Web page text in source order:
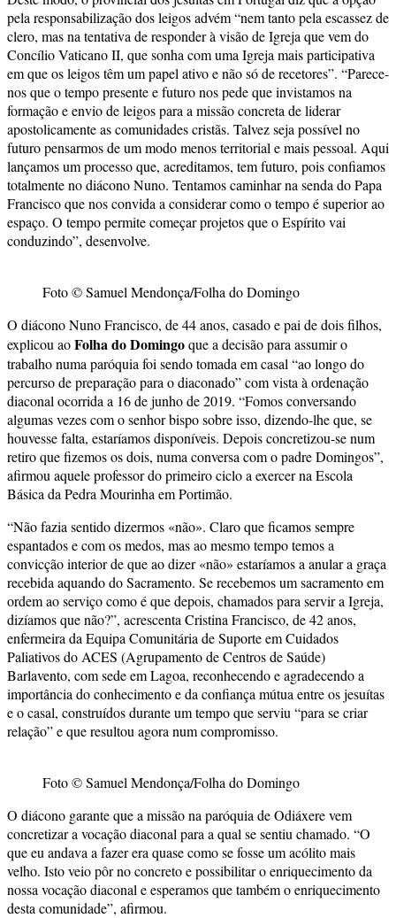
pela responsabilização dos leigos advém “nem tanto pela escassez de
clero, mas na tentativa de responder à visão de Igreja que vem do
Concílio Vaticano II, que sonha com uma Igreja mais participativa
em que os leigos têm um papel ativo e não só de recetores”. “Parece-
nos que o tempo presente e futuro nos pede que invistamos na
formação e envio de leigos para a missão concreta de liderar
apostolicamente as comunidades cristãs. Talvez seja possível no
futuro pensarmos de um modo menos territorial e mais pessoal. Aqui
lançamos um processo que, acreditamos, tem futuro, pois confiamos
totalmente no diácono Nuno. Tentamos caminhar na senda do Papa
Francisco que nos convida a considerar como o tempo é superior ao
espaço. O tempo permite começar projetos que o Espírito vai
conduzindo”, desenvolve.
Foto © Samuel Mendonça/Folha do Domingo
O diácono Nuno Francisco, de 44 anos, casado e pai de dois filhos,
explicou aoFolha do Domingoque a decisão para assumir o
trabalho numa paróquia foi sendo tomada em casal “ao longo do
percurso de preparação para o diaconado” com vista à ordenação
diaconal ocorrida a 16 de junho de 2019. “Fomos conversando
algumas vezes com o senhor bispo sobre isso, dizendo-lhe que, se
houvesse falta, estaríamos disponíveis. Depois concretizou-se num
retiro que fizemos os dois, numa conversa com o padre Domingos”,
afirmou aquele professor do primeiro ciclo a exercer na Escola
Básica da Pedra Mourinha em Portimão.
“Não fazia sentido dizermos «não». Claro que ficamos sempre
espantados e com os medos, mas ao mesmo tempo temos a
convicção interior de que ao dizer «não» estaríamos a anular a graça
recebida aquando do Sacramento. Se recebemos um sacramento em
ordem ao serviço como é que depois, chamados para servir a Igreja,
dizíamos que não?”, acrescenta Cristina Francisco, de 42 anos,
enfermeira da Equipa Comunitária de Suporte em Cuidados
Paliativos do ACES (Agrupamento de Centros de Saúde)
Barlavento, com sede em Lagoa, reconhecendo e agradecendo a
importância do conhecimento e da confiança mútua entre os jesuítas
e o casal, construídos durante um tempo que serviu “para se criar
relação” e que resultou agora num compromisso.
Foto © Samuel Mendonça/Folha do Domingo
O diácono garante que a missão na paróquia de Odiáxere vem
concretizar a vocação diaconal para a qual se sentiu chamado. “O
que eu andava a fazer era quase como se fosse um acólito mais
velho. Isto veio pôr no concreto e possibilitar o enriquecimento da
nossa vocação diaconal e esperamos que também o enriquecimento
desta comunidade”, afirmou.